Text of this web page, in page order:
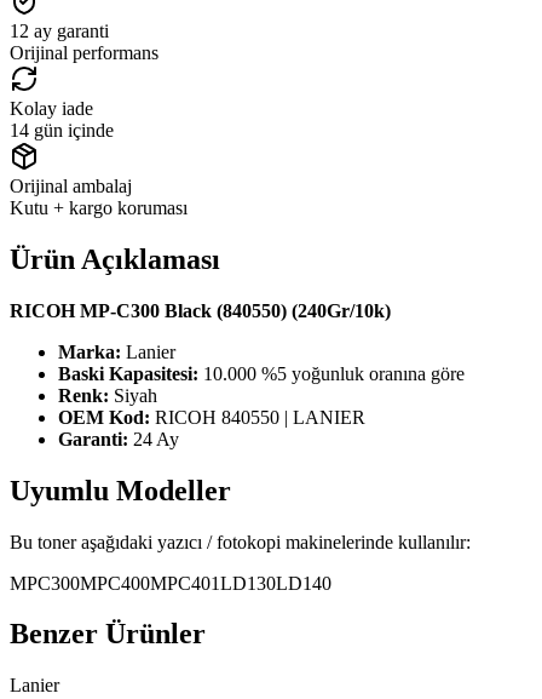
12 ay garanti
Orijinal performans
Kolay iade
14 gün içinde
Orijinal ambalaj
Kutu + kargo koruması
Ürün Açıklaması
RICOH MP-C300 Black (840550) (240Gr/10k)
Marka: Lanier
Baski Kapasitesi: 10.000 %5 yoğunluk oranına göre
Renk: Siyah
OEM Kod: RICOH 840550 | LANIER
Garanti: 24 Ay
Uyumlu Modeller
Bu toner aşağıdaki yazıcı / fotokopi makinelerinde kullanılır:
MPC300MPC400MPC401LD130LD140
Benzer Ürünler
Lanier